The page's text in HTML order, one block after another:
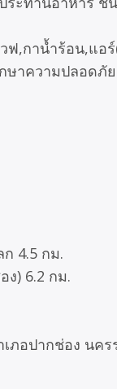
ฟ,กาน้ำร้อน,แอ
าความปลอดภั
4.5 กม.
) 6.2 กม.
ภอปากช่อง นคร